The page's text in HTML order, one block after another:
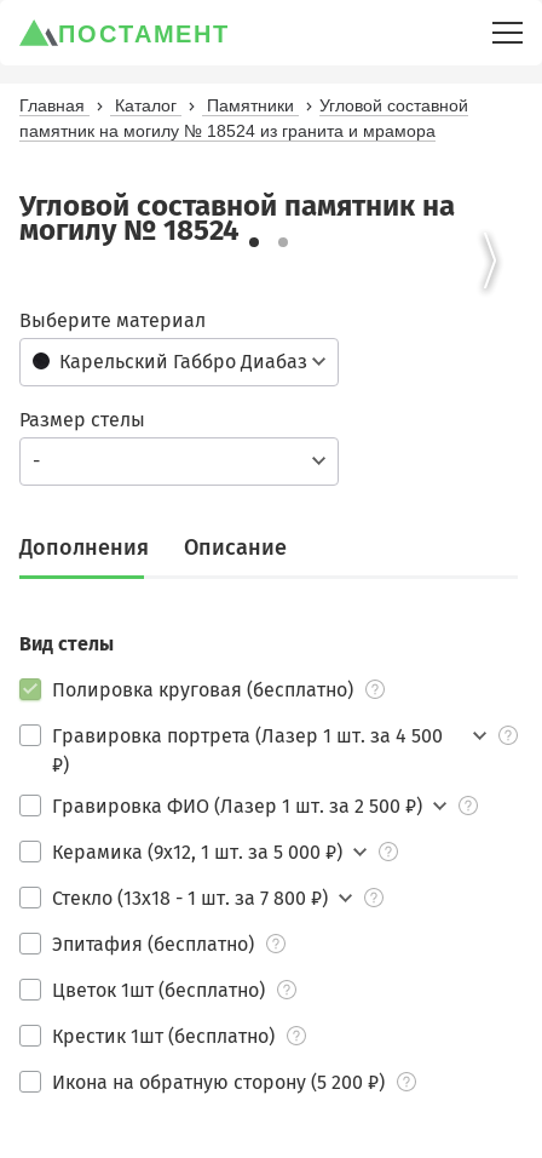
ПОСТАМЕНТ
Главная Каталог Памятники
Угловой составной
памятник на могилу № 18524 из гранита и мрамора
Угловой составной памятник на
могилу № 18524
Карельский Габбро Диабаз
Выберите материал
-
Размер стелы
Дополнения Описание
Вид стелы
Полировка круговая (бесплатно)
Гравировка портрета (Лазер 1 шт. за 4 500
₽)
Гравировка ФИО (Лазер 1 шт. за 2 500 ₽)
Керамика (9х12, 1 шт. за 5 000 ₽)
Стекло (13х18 - 1 шт. за 7 800 ₽)
Эпитафия (бесплатно)
Цветок 1шт (бесплатно)
Крестик 1шт (бесплатно)
Икона на обратную сторону (5 200 ₽)